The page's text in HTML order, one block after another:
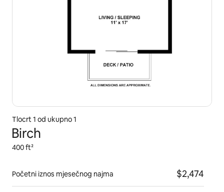
Tlocrt 1 od ukupno 1
Birch
400 ft²
Početni iznos mjesečnog najma $2,474